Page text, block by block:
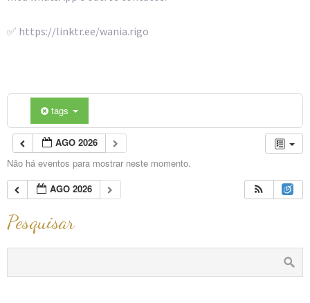
✅ https://linktr.ee/wania.rigo
tags
AGO 2026
Não há eventos para mostrar neste momento.
AGO 2026
Pesquisar